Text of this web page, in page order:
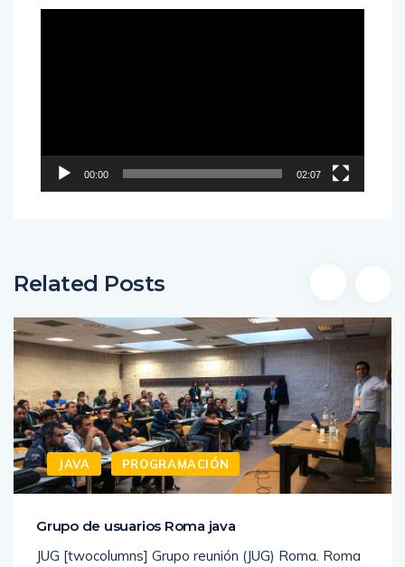
00:00 02:07
Related Posts
JAVA PROGRAMACIÓN
Grupo de usuarios Roma java
JUG [twocolumns] Grupo reunión (JUG) Roma. Roma